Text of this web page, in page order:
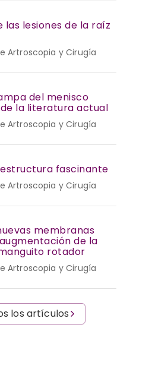
las lesiones de la raíz
Artroscopia y Cirugía
del menisco
la literatura actual
Artroscopia y Cirugía
estructura fascinante
Artroscopia y Cirugía
membranas
de la
rotador
Artroscopia y Cirugía
los artículos